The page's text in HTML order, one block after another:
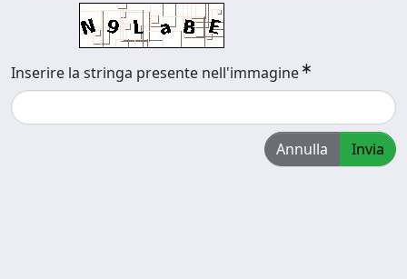
Inserire la stringa presente nell'immagine
Annulla Invia